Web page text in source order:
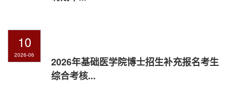
10
2026-06
2026年基础医学院博士招生补充报名考生
综合考核...